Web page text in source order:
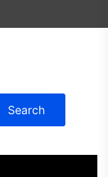
Search